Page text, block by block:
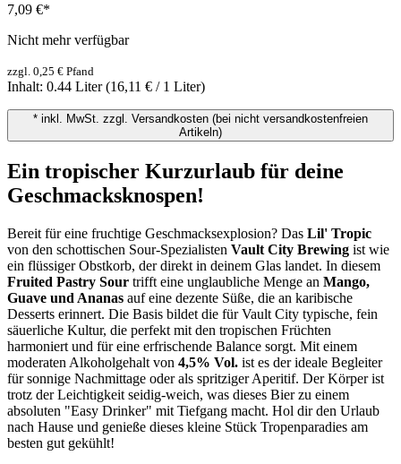
7,09 €*
Nicht mehr verfügbar
zzgl. 0,25 € Pfand
Inhalt: 0.44 Liter(16,11 € / 1 Liter)
* inkl. MwSt. zzgl. Versandkosten (bei nicht versandkostenfreien
Artikeln)
Ein tropischer Kurzurlaub für deine
Geschmacksknospen!
Bereit für eine fruchtige Geschmacksexplosion? Das Lil' Tropic
von den schottischen Sour-Spezialisten Vault City Brewing ist wie
ein flüssiger Obstkorb, der direkt in deinem Glas landet. In diesem
Fruited Pastry Sour trifft eine unglaubliche Menge an Mango,
Guave und Ananas auf eine dezente Süße, die an karibische
Desserts erinnert. Die Basis bildet die für Vault City typische, fein
säuerliche Kultur, die perfekt mit den tropischen Früchten
harmoniert und für eine erfrischende Balance sorgt. Mit einem
moderaten Alkoholgehalt von 4,5% Vol. ist es der ideale Begleiter
für sonnige Nachmittage oder als spritziger Aperitif. Der Körper ist
trotz der Leichtigkeit seidig-weich, was dieses Bier zu einem
absoluten "Easy Drinker" mit Tiefgang macht. Hol dir den Urlaub
nach Hause und genieße dieses kleine Stück Tropenparadies am
besten gut gekühlt!